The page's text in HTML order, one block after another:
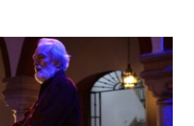
Contacto